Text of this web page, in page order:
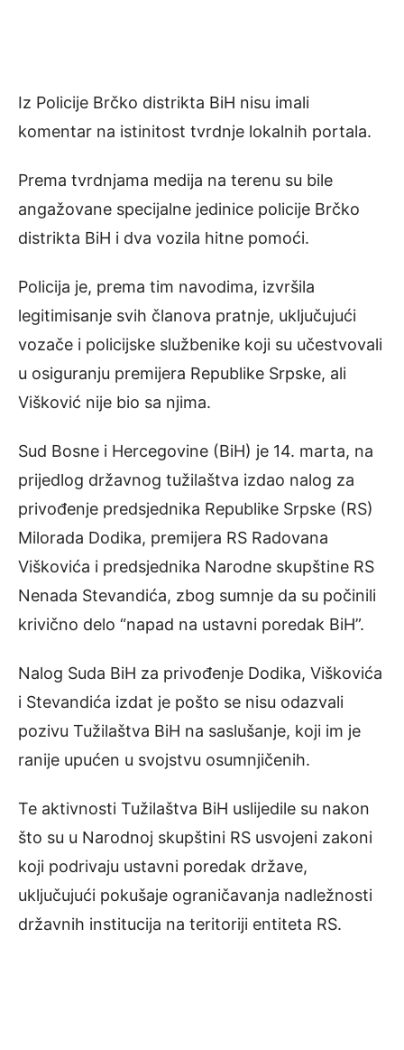
Iz Policije Brčko distrikta BiH nisu imali
komentar na istinitost tvrdnje lokalnih portala.
Prema tvrdnjama medija na terenu su bile
angažovane specijalne jedinice policije Brčko
distrikta BiH i dva vozila hitne pomoći.
Policija je, prema tim navodima, izvršila
legitimisanje svih članova pratnje, uključujući
vozače i policijske službenike koji su učestvovali
u osiguranju premijera Republike Srpske, ali
Višković nije bio sa njima.
Sud Bosne i Hercegovine (BiH) je 14. marta, na
prijedlog državnog tužilaštva izdao nalog za
privođenje predsjednika Republike Srpske (RS)
Milorada Dodika, premijera RS Radovana
Viškovića i predsjednika Narodne skupštine RS
Nenada Stevandića, zbog sumnje da su počinili
krivično delo “napad na ustavni poredak BiH”.
Nalog Suda BiH za privođenje Dodika, Viškovića
i Stevandića izdat je pošto se nisu odazvali
pozivu Tužilaštva BiH na saslušanje, koji im je
ranije upućen u svojstvu osumnjičenih.
Te aktivnosti Tužilaštva BiH uslijedile su nakon
što su u Narodnoj skupštini RS usvojeni zakoni
koji podrivaju ustavni poredak države,
uključujući pokušaje ograničavanja nadležnosti
državnih institucija na teritoriji entiteta RS.